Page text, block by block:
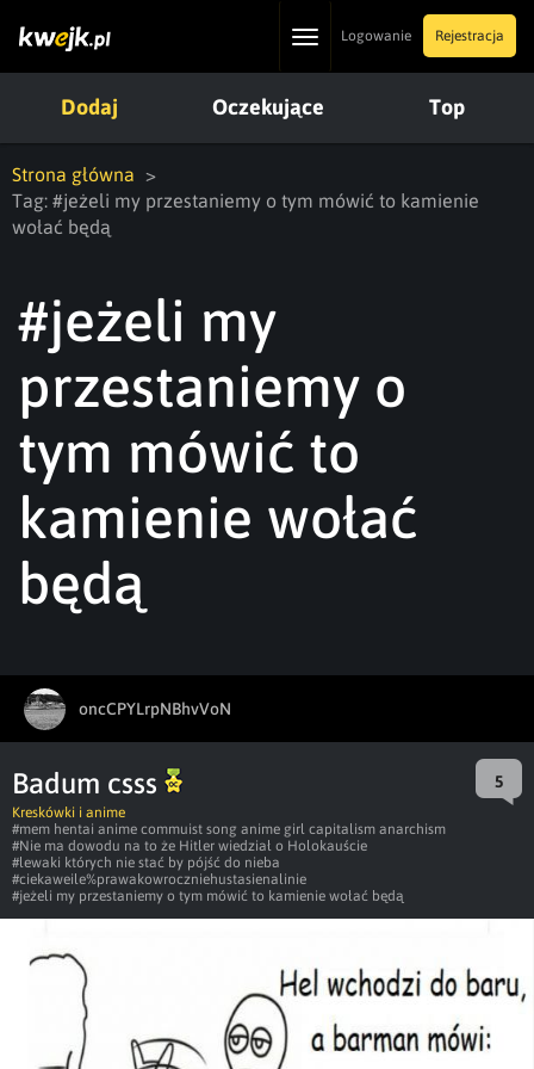
ToggleLogowanie Rejestracja
Dodaj Oczekujące Top
Strona główna
Tag: #jeżeli my przestaniemy o tym mówić to kamienie
wołać będą
#jeżeli my
przestaniemy o
tym mówić to
kamienie wołać
będą
oncCPYLrpNBhvVoN
Badum csss 5
Kreskówki i anime
#mem hentai anime commuist song anime girl capitalism anarchism
#Nie ma dowodu na to że Hitler wiedział o Holokauście
#lewaki których nie stać by pójść do nieba
#ciekaweile%prawakowroczniehustasienalinie
#jeżeli my przestaniemy o tym mówić to kamienie wołać będą